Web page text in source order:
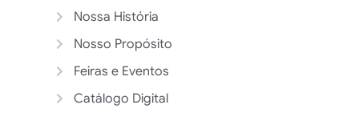
Nossa História
Nosso Propósito
Feiras e Eventos
Catálogo Digital